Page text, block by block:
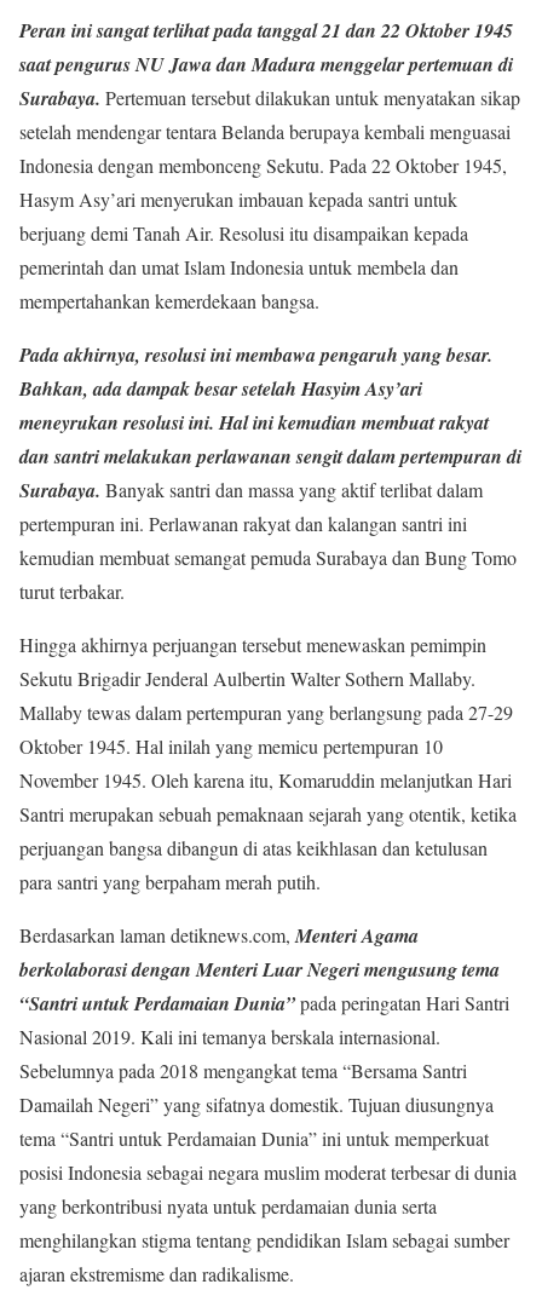
Peran ini sangat terlihat pada tanggal 21 dan 22 Oktober 1945
saat pengurus NU Jawa dan Madura menggelar pertemuan di
Surabaya. Pertemuan tersebut dilakukan untuk menyatakan sikap
setelah mendengar tentara Belanda berupaya kembali menguasai
Indonesia dengan membonceng Sekutu. Pada 22 Oktober 1945,
Hasym Asy’ari menyerukan imbauan kepada santri untuk
berjuang demi Tanah Air. Resolusi itu disampaikan kepada
pemerintah dan umat Islam Indonesia untuk membela dan
mempertahankan kemerdekaan bangsa.
Pada akhirnya, resolusi ini membawa pengaruh yang besar.
Bahkan, ada dampak besar setelah Hasyim Asy’ari
meneyrukan resolusi ini. Hal ini kemudian membuat rakyat
dan santri melakukan perlawanan sengit dalam pertempuran di
Surabaya. Banyak santri dan massa yang aktif terlibat dalam
pertempuran ini. Perlawanan rakyat dan kalangan santri ini
kemudian membuat semangat pemuda Surabaya dan Bung Tomo
turut terbakar.
Hingga akhirnya perjuangan tersebut menewaskan pemimpin
Sekutu Brigadir Jenderal Aulbertin Walter Sothern Mallaby.
Mallaby tewas dalam pertempuran yang berlangsung pada 27-29
Oktober 1945. Hal inilah yang memicu pertempuran 10
November 1945. Oleh karena itu, Komaruddin melanjutkan Hari
Santri merupakan sebuah pemaknaan sejarah yang otentik, ketika
perjuangan bangsa dibangun di atas keikhlasan dan ketulusan
para santri yang berpaham merah putih.
Berdasarkan laman detiknews.com, Menteri Agama
berkolaborasi dengan Menteri Luar Negeri mengusung tema
“Santri untuk Perdamaian Dunia”pada peringatan Hari Santri
Nasional 2019. Kali ini temanya berskala internasional.
Sebelumnya pada 2018 mengangkat tema “Bersama Santri
Damailah Negeri” yang sifatnya domestik. Tujuan diusungnya
tema “Santri untuk Perdamaian Dunia” ini untuk memperkuat
posisi Indonesia sebagai negara muslim moderat terbesar di dunia
yang berkontribusi nyata untuk perdamaian dunia serta
menghilangkan stigma tentang pendidikan Islam sebagai sumber
ajaran ekstremisme dan radikalisme.